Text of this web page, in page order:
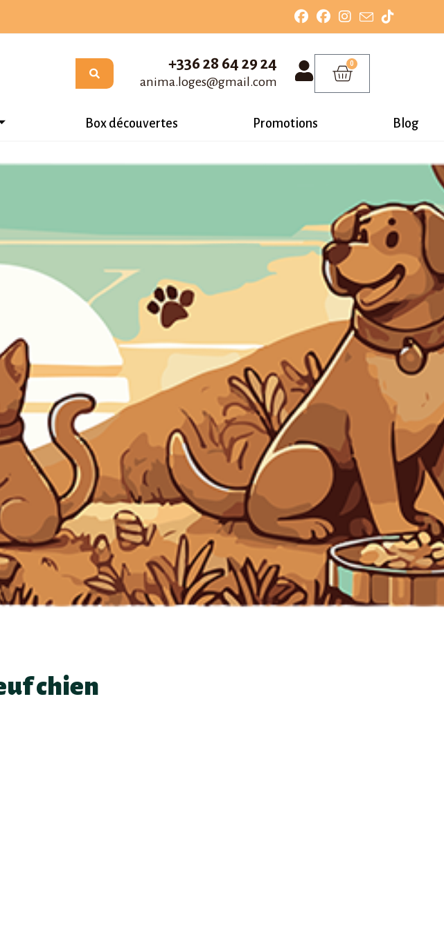
+336 28 64 29 24
anima.loges@gmail.com
0
Box découvertes Promotions Blog
chien